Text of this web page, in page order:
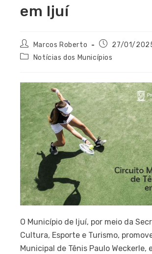
em Ijuí
Marcos Roberto
27/01/
Notícias dos Municípios
O Município de Ijuí, por meio da
Cultura, Esporte e Turismo,
Municipal de Tênis Paulo Weckerle,